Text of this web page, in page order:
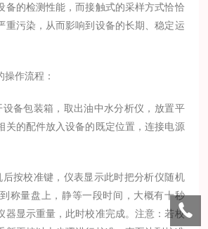
备的检测性能，而接触式的采样方式恰恰
重污染，从而影响到设备的长期、稳定运
作流程：
包装箱，取出油中水分析仪，放置平
关的配件放入设备的既定位置，连接电源
校准键，仪表显示此时把分析仪随机
称量盘上，静等一段时间，大概有十秒
器显示重量，此时校准完成。注意：若校